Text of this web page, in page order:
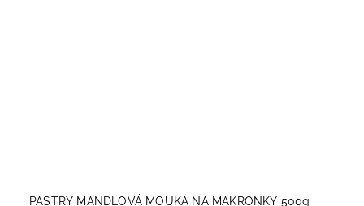
PASTRY MANDLOVÁ MOUKA NA MAKRONKY 500g